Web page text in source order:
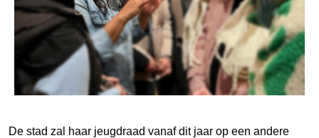
De stad zal haar jeugdraad vanaf dit jaar op een andere